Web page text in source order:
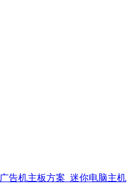
广告机主板方案 迷你电脑主机